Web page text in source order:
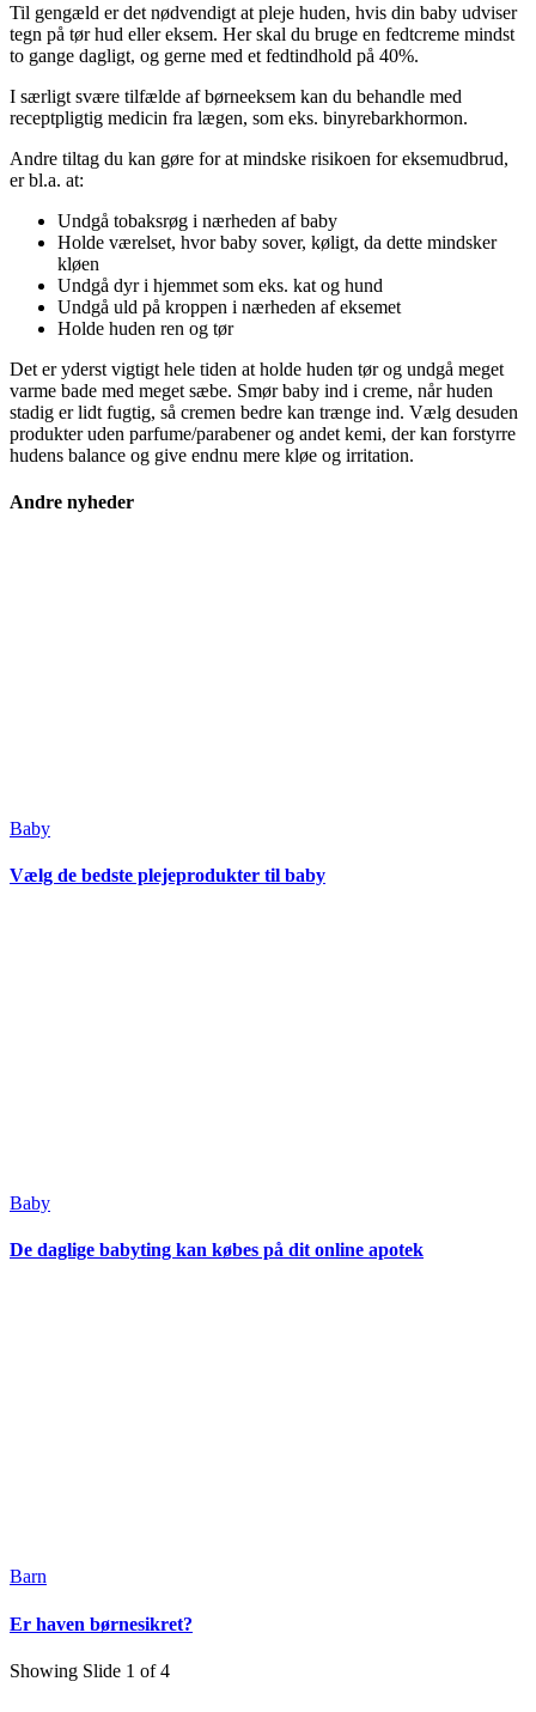
Til gengæld er det nødvendigt at pleje huden, hvis din baby udviser
tegn på tør hud eller eksem. Her skal du bruge en fedtcreme mindst
to gange dagligt, og gerne med et fedtindhold på 40%.
I særligt svære tilfælde af børneeksem kan du behandle med
receptpligtig medicin fra lægen, som eks. binyrebarkhormon.
Andre tiltag du kan gøre for at mindske risikoen for eksemudbrud,
er bl.a. at:
Undgå tobaksrøg i nærheden af baby
Holde værelset, hvor baby sover, køligt, da dette mindsker
kløen
Undgå dyr i hjemmet som eks. kat og hund
Undgå uld på kroppen i nærheden af eksemet
Holde huden ren og tør
Det er yderst vigtigt hele tiden at holde huden tør og undgå meget
varme bade med meget sæbe. Smør baby ind i creme, når huden
stadig er lidt fugtig, så cremen bedre kan trænge ind. Vælg desuden
produkter uden parfume/parabener og andet kemi, der kan forstyrre
hudens balance og give endnu mere kløe og irritation.
Andre nyheder
Baby
Vælg de bedste plejeprodukter til baby
Baby
De daglige babyting kan købes på dit online apotek
Barn
Er haven børnesikret?
Showing Slide 1 of 4